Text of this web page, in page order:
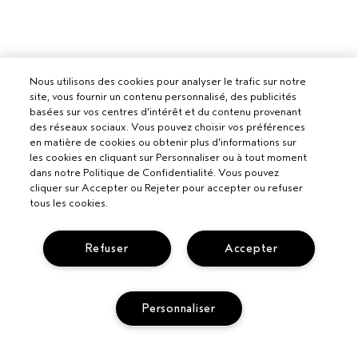
Pour les professionnels
DEVENIR UN SALON AVEDA
Nous utilisons des cookies pour analyser le trafic sur notre
site, vous fournir un contenu personnalisé, des publicités
basées sur vos centres d'intérêt et du contenu provenant
des réseaux sociaux. Vous pouvez choisir vos préférences
en matière de cookies ou obtenir plus d'informations sur
les cookies en cliquant sur Personnaliser ou à tout moment
dans notre Politique de Confidentialité. Vous pouvez
cliquer sur Accepter ou Rejeter pour accepter ou refuser
tous les cookies.
Accepter
Refuser
Personnaliser